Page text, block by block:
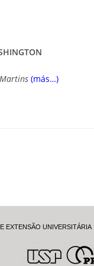
(más…)
EXTENSÃO UNIVERSITÁRIA